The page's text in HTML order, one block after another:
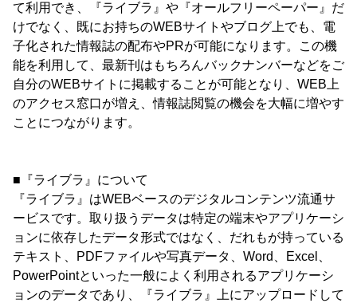
て利用でき、『ライブラ』や『オールフリーペーパー』だ
けでなく、既にお持ちのWEBサイトやブログ上でも、電
子化された情報誌の配布やPRが可能になります。この機
能を利用して、最新刊はもちろんバックナンバーなどをご
自分のWEBサイトに掲載することが可能となり、WEB上
のアクセス窓口が増え、情報誌閲覧の機会を大幅に増やす
ことにつながります。
■『ライブラ』について
『ライブラ』はWEBベースのデジタルコンテンツ流通サ
ービスです。取り扱うデータは特定の端末やアプリケーシ
ョンに依存したデータ形式ではなく、だれもが持っている
テキスト、PDFファイルや写真データ、Word、Excel、
PowerPointといった一般によく利用されるアプリケーシ
ョンのデータであり、『ライブラ』上にアップロードして